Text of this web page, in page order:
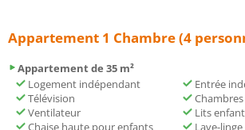
Appartement 1 Chambre (4
Appartement de 35 m²
Logement indépendant
Entrée
Télévision
Ventilateur
Lits
Chaise haute pour enfants
Lave-linge